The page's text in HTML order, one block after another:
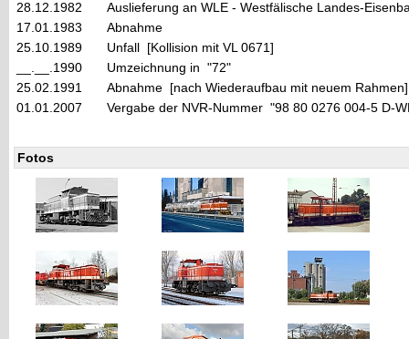
28.12.1982
Auslieferung an WLE - Westfälische Landes-
17.01.1983
Abnahme
25.10.1989
Unfall [Kollision mit VL 0671]
__.__.1990
Umzeichnung in "72"
25.02.1991
Abnahme [nach Wiederaufbau mit neuem Rahmen]
01.01.2007
Vergabe der NVR-Nummer "98 80 0276 004-5 D-
Fotos